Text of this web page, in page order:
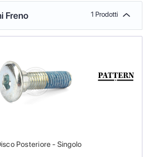
Freno 1 Prodotti
Posteriore - Singolo